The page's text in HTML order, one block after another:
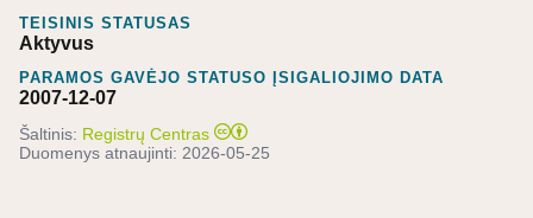
TEISINIS STATUSAS
Aktyvus
PARAMOS GAVĖJO STATUSO ĮSIGALIOJIMO DATA
2007-12-07
Šaltinis: Registrų Centras
Duomenys atnaujinti: 2026-05-25